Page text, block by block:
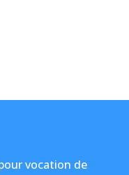
vocation de